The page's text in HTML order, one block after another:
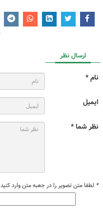
ارسال نظر
نام *
ایمیل
نظر شما *
* لطفا متن تصویر را در جعبه متن وارد کنید